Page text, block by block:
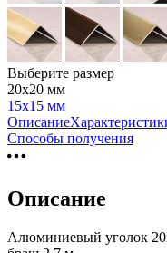
Выберите размер
20х20 мм
15х15 мм
Описание
Способы получения
Описание
Алюминиевый уголок